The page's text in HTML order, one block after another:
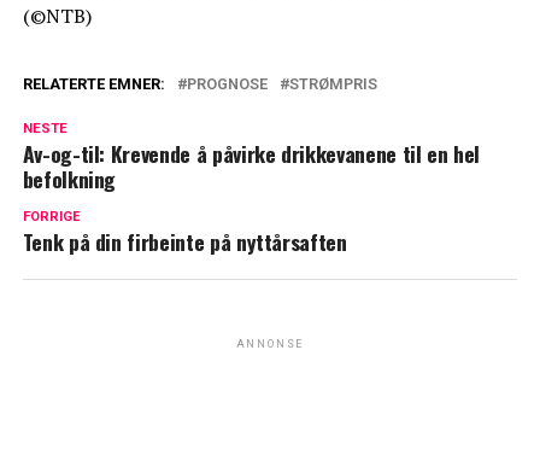
(©NTB)
RELATERTE EMNER: PROGNOSE STRØMPRIS
NESTE
Av-og-til: Krevende å påvirke drikkevanene til en hel
befolkning
FORRIGE
Tenk på din firbeinte på nyttårsaften
ANNONSE